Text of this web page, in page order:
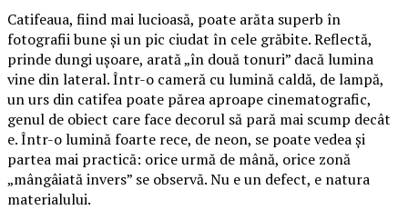
Catifeaua, fiind mai lucioasă, poate arăta superb în
fotografii bune și un pic ciudat în cele grăbite. Reflectă,
prinde dungi ușoare, arată „în două tonuri” dacă lumina
vine din lateral. Într-o cameră cu lumină caldă, de lampă,
un urs din catifea poate părea aproape cinematografic,
genul de obiect care face decorul să pară mai scump decât
e. Într-o lumină foarte rece, de neon, se poate vedea și
partea mai practică: orice urmă de mână, orice zonă
„mângâiată invers” se observă. Nu e un defect, e natura
materialului.